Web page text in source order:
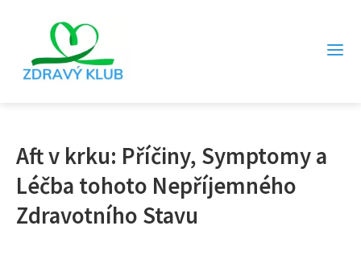
Aft v krku: Příčiny, Symptomy a
Léčba tohoto Nepříjemného
Zdravotního Stavu